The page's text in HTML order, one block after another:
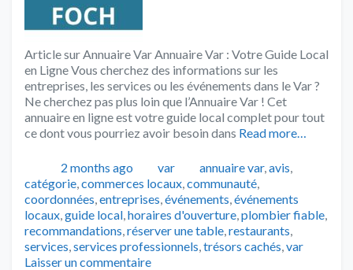
Article sur Annuaire Var Annuaire Var : Votre Guide Local
en Ligne Vous cherchez des informations sur les
entreprises, les services ou les événements dans le Var ?
Ne cherchez pas plus loin que l’Annuaire Var ! Cet
annuaire en ligne est votre guide local complet pour tout
ce dont vous pourriez avoir besoin dans Read more…
Publié2 months ago Catégories
var Tags
annuaire var,avis,
catégorie,commerces locaux,communauté,
coordonnées,entreprises,événements,événements
locaux,guide local,horaires d'ouverture,plombier fiable,
recommandations,réserver une table,restaurants,
services,services professionnels,trésors cachés,var
Laisser un commentaire